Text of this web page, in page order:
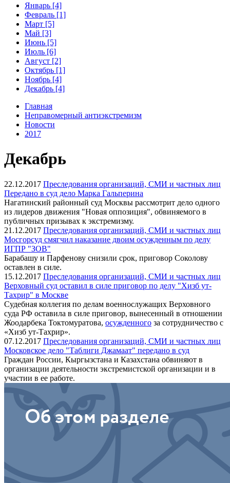
Январь [4]
Февраль [1]
Март [5]
Май [3]
Июнь [5]
Июль [6]
Август [2]
Октябрь [1]
Ноябрь [4]
Декабрь [4]
Главная
Неправомерный антиэкстремизм
Новости
2017
Декабрь
22.12.2017 Преследования организаций, СМИ и частных лиц
Передано в суд дело Марка Гальперина
Нагатинский районный суд Москвы рассмотрит дело одного
из лидеров движения "Новая оппозиция", обвиняемого в
публичных призывах к экстремизму.
21.12.2017 Преследования организаций, СМИ и частных лиц
Мосгорсуд смягчил наказание двоим осужденным по делу
ИГПР "ЗОВ"
Барабашу и Парфенову снизили срок, приговор Соколову
оставлен в силе.
15.12.2017 Преследования организаций, СМИ и частных лиц
Верховный суд оставил в силе приговор по делу "Хизб ут-
Тахрир" в Москве
Судебная коллегия по делам военнослужащих Верховного
суда РФ оставила в силе приговор, вынесенный в отношении
Жоодарбека Токтомуратова, осужденного за сотрудничество с
«Хизб ут-Тахрир».
07.12.2017 Преследования организаций, СМИ и частных лиц
Московское дело "Таблиги Джамаат" передано в суд
Граждан России, Кыргызстана и Казахстана обвиняют в
организации деятельности экстремистской организации и в
участии в ее работе.